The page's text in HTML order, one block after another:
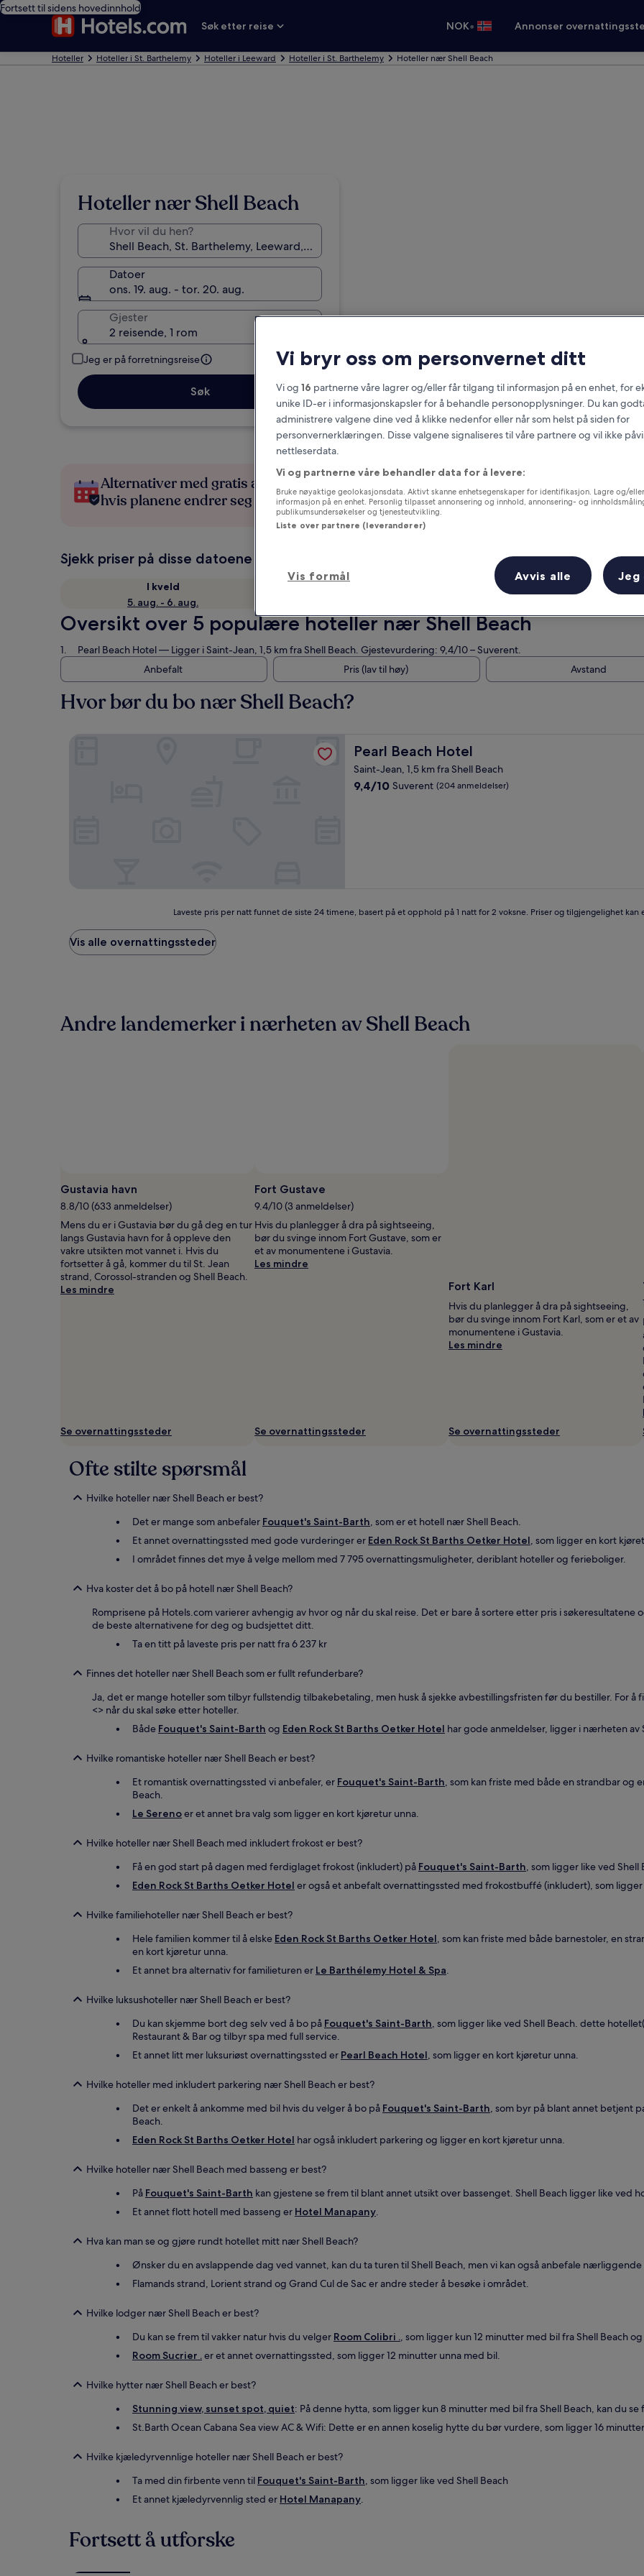
Fortsett til sidens hovedinnhold
Søk etter reise
NOK• Annonser
Hoteller Hoteller i St. Barthelemy Hoteller i Leeward Hoteller i St. Barthelemy Hoteller nær Shell Beach
Hoteller nær Shell Beach
Hvor vil du hen?
Datoer
ons. 19. aug. - tor. 20. aug.
Gjester
2 reisende, 1 rom
Jeg er på forretningsreise
Søk
Alternativer med gratis avbestilling
hvis planene endrer seg
gjennomfører
Sjekk priser på disse datoene
I kveld
5. aug. - 6. aug.
Denne helgen
Oversikt over 5 populære hoteller nær Shell Beach
Pearl Beach Hotel— Ligger i Saint-Jean, 1,5 km fra Shell Beach. Gjestevurdering: 9,4/10 – Suverent.
Anbefalt
Pris (lav til høy) Avstand
Hvor bør du bo nær Shell Beach?
Pearl Beach Hotel
Pearl Beach Hotel
Saint-Jean, 1,5 km fra Shell Beach
9.4
9,4/10 Suverent (204 anmeldelser)
per
natt
timene,
basert
tilgjengelighet
kan
endre
seg.
Ytterligere
vilkår
kan
gjelde.
Laveste pris per natt funnet de siste 24 timene, basert på et opphold på 1 natt for 2 voksne. Priser og tilgjengelighet
Vis alle overnattingssteder
Andre landemerker i nærheten av Shell Beach
Gustavia havn
8.8/10 (633 anmeldelser)
Mens du er i Gustavia bør du gå deg en tur
langs Gustavia havn for å oppleve den
vakre utsikten mot vannet i. Hvis du
fortsetter å gå, kommer du til St. Jean
strand, Corossol-stranden og Shell Beach.
Les mindre
Se overnattingssteder
Fort Gustave
9.4/10 (3 anmeldelser)
Hvis du planlegger å dra på sightseeing,
bør du svinge innom Fort Gustave, som er
et av monumentene i Gustavia.
Les mindre
Se overnattingssteder
Fort Karl
Hvis du planlegger å dra på sightseeing,
bør du svinge innom Fort Karl, som er et av
monumentene i Gustavia.
Les mindre
Se overnattingssteder
Ofte stilte spørsmål
Hvilke hoteller nær Shell Beach er best?
Det er mange som anbefaler Fouquet's Saint-Barth, som er et hotell nær Shell Beach.
Et annet overnattingssted med gode vurderinger er Eden Rock St Barths Oetker Hotel, som ligger en kort
I området finnes det mye å velge mellom med 7 795 overnattingsmuligheter, deriblant hoteller og ferieboliger.
Hva koster det å bo på hotell nær Shell Beach?
Romprisene på Hotels.com varierer avhengig av hvor og når du skal reise. Det er bare å sortere etter pris i
de beste alternativene for deg og budsjettet ditt.
Ta en titt på laveste pris per natt fra 6 237 kr
Finnes det hoteller nær Shell Beach som er fullt refunderbare?
Ja, det er mange hoteller som tilbyr fullstendig tilbakebetaling, men husk å sjekke avbestillingsfristen før du bestiller. For
<> når du skal søke etter hoteller.
Både Fouquet's Saint-Barth og Eden Rock St Barths Oetker Hotel har gode anmeldelser, ligger i nærheten
Hvilke romantiske hoteller nær Shell Beach er best?
Et romantisk overnattingssted vi anbefaler, er Fouquet's Saint-Barth, som kan friste med både en strandbar og
Beach.
Le Serenoer et annet bra valg som ligger en kort kjøretur unna.
Hvilke hoteller nær Shell Beach med inkludert frokost er best?
Få en god start på dagen med ferdiglaget frokost (inkludert) på Fouquet's Saint-Barth, som ligger like ved Shell
Eden Rock St Barths Oetker Hotel er også et anbefalt overnattingssted med frokostbuffé (inkludert), som
Hvilke familiehoteller nær Shell Beach er best?
Hele familien kommer til å elske Eden Rock St Barths Oetker Hotel, som kan friste med både barnestoler, en
en kort kjøretur unna.
Et annet bra alternativ for familieturen er Le Barthélemy Hotel & Spa.
Hvilke luksushoteller nær Shell Beach er best?
Du kan skjemme bort deg selv ved å bo på Fouquet's Saint-Barth, som ligger like ved Shell Beach. dette
Restaurant & Bar og tilbyr spa med full service.
Et annet litt mer luksuriøst overnattingssted er Pearl Beach Hotel, som ligger en kort kjøretur unna.
Hvilke hoteller med inkludert parkering nær Shell Beach er best?
Det er enkelt å ankomme med bil hvis du velger å bo på Fouquet's Saint-Barth, som byr på blant annet betjent
Beach.
Eden Rock St Barths Oetker Hotel har også inkludert parkering og ligger en kort kjøretur unna.
Hvilke hoteller nær Shell Beach med basseng er best?
På Fouquet's Saint-Barth kan gjestene se frem til blant annet utsikt over bassenget. Shell Beach ligger like ved
Et annet flott hotell med basseng er Hotel Manapany.
Hva kan man se og gjøre rundt hotellet mitt nær Shell Beach?
Ønsker du en avslappende dag ved vannet, kan du ta turen til Shell Beach, men vi kan også anbefale
Flamands strand, Lorient strand og Grand Cul de Sac er andre steder å besøke i området.
Hvilke lodger nær Shell Beach er best?
Du kan se frem til vakker natur hvis du velger Room Colibri ., som ligger kun 12 minutter med bil fra Shell Beach
Room Sucrier .er et annet overnattingssted, som ligger 12 minutter unna med bil.
Hvilke hytter nær Shell Beach er best?
Stunning view, sunset spot, quiet: På denne hytta, som ligger kun 8 minutter med bil fra Shell Beach, kan du
St.Barth Ocean Cabana Sea view AC & Wifi: Dette er en annen koselig hytte du bør vurdere, som ligger 16
Hvilke kjæledyrvennlige hoteller nær Shell Beach er best?
Ta med din firbente venn til Fouquet's Saint-Barth, som ligger like ved Shell Beach
Et annet kjæledyrvennlig sted er Hotel Manapany.
Fortsett å utforske
Vi bryr oss om personvernet ditt
Vi og 16 partnerne våre lagrer og/eller får tilgang til informasjon på en enhet, for
unike ID-er i informasjonskapsler for å behandle personopplysninger. Du kan
administrere valgene dine ved å klikke nedenfor eller når som helst på siden for
personvernerklæringen. Disse valgene signaliseres til våre partnere og vil ikke
nettleserdata.
Vi og partnerne våre behandler data for å levere:
Bruke nøyaktige geolokasjonsdata. Aktivt skanne enhetsegenskaper for identifikasjon. Lagre og/
informasjon på en enhet. Personlig tilpasset annonsering og innhold, annonsering- og
publikumsundersøkelser og tjenesteutvikling.
Liste over partnere (leverandører)
Vis formål Avvis alle Jeg